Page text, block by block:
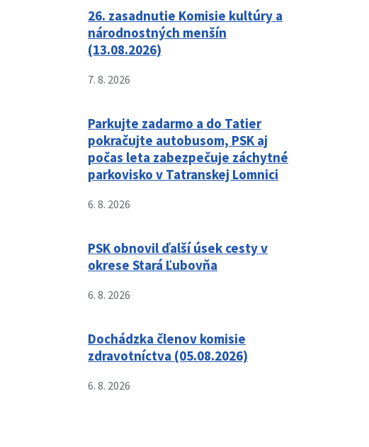
26. zasadnutie Komisie kultúry a
národnostných menšín
(13.08.2026)
7. 8. 2026
Parkujte zadarmo a do Tatier
pokračujte autobusom, PSK aj
počas leta zabezpečuje záchytné
parkovisko v Tatranskej Lomnici
6. 8. 2026
PSK obnovil ďalší úsek cesty v
okrese Stará Ľubovňa
6. 8. 2026
Dochádzka členov komisie
zdravotníctva (05.08.2026)
6. 8. 2026